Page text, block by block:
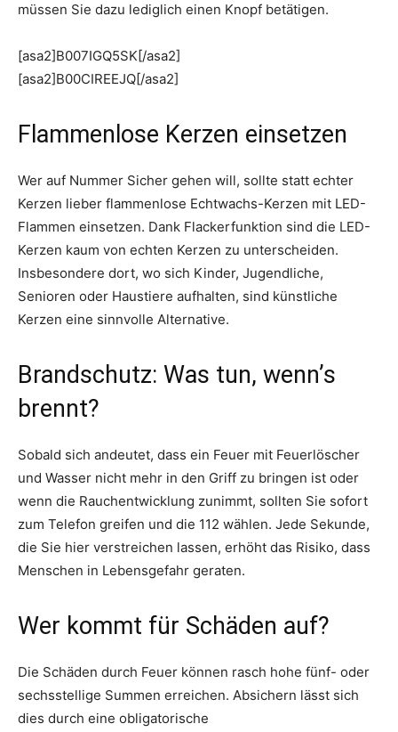
müssen Sie dazu lediglich einen Knopf betätigen.
[asa2]B007IGQ5SK[/asa2]
[asa2]B00CIREEJQ[/asa2]
Flammenlose Kerzen einsetzen
Wer auf Nummer Sicher gehen will, sollte statt echter
Kerzen lieber flammenlose Echtwachs-Kerzen mit LED-
Flammen einsetzen. Dank Flackerfunktion sind die LED-
Kerzen kaum von echten Kerzen zu unterscheiden.
Insbesondere dort, wo sich Kinder, Jugendliche,
Senioren oder Haustiere aufhalten, sind künstliche
Kerzen eine sinnvolle Alternative.
Brandschutz: Was tun, wenn’s
brennt?
Sobald sich andeutet, dass ein Feuer mit Feuerlöscher
und Wasser nicht mehr in den Griff zu bringen ist oder
wenn die Rauchentwicklung zunimmt, sollten Sie sofort
zum Telefon greifen und die 112 wählen. Jede Sekunde,
die Sie hier verstreichen lassen, erhöht das Risiko, dass
Menschen in Lebensgefahr geraten.
Wer kommt für Schäden auf?
Die Schäden durch Feuer können rasch hohe fünf- oder
sechsstellige Summen erreichen. Absichern lässt sich
dies durch eine obligatorische